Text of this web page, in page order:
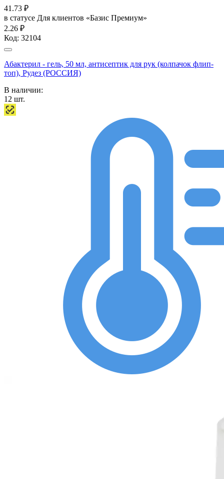
41.73 ₽
в статусе Для клиентов «Базис Премиум»
2.26 ₽
Код: 32104
Абактерил - гель, 50 мл, антисептик для рук (колпачок флип-
топ), Рудез (РОССИЯ)
В наличии:
12 шт.